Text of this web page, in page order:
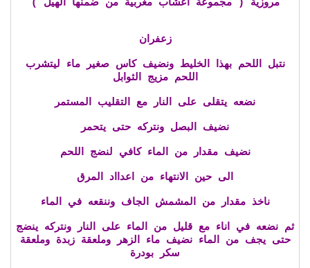
مروزية ( مجموعة اعشاب مغربية من ضمنها الهيل )
زعفران
نتبل اللحم بهذا الخليط ونضيف كاس صغير ماء ليتشرب
اللحم مزيج الثوابل
نضعه يتقلى على النار مع التقليب المستمر
نضيف البصل ونتركه حتى يتحمر
نضيف مقدار من الماء كافي لنضج اللحم
الى حين الانتهاء من اعدااد المرق
ناخذ مقدار من المشمش الجاف وننقعه في الماء
ثم نضعه في اناء مع قليل من الماء على النار ونتركه ينضج
حتى يجف من الماء نضيف ماء الزهر وملعقة زبدة وملعقة
سكر بودرة